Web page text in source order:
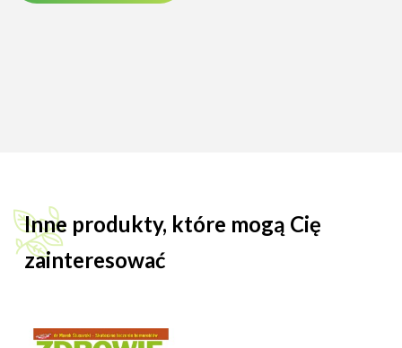
Inne produkty, które mogą Cię
zainteresować